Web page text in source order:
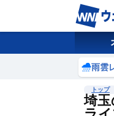
雨雲
トップ
埼